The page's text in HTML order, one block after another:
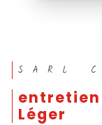
SARL
entretien
Léger